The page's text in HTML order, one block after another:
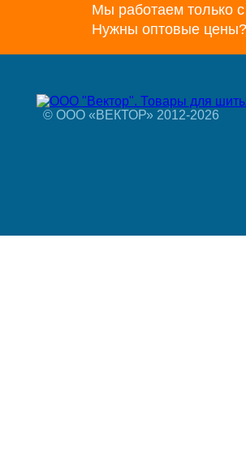
Мы работаем только
Нужны оптовые цены?
© ООО «ВЕКТОР» 2012-2026